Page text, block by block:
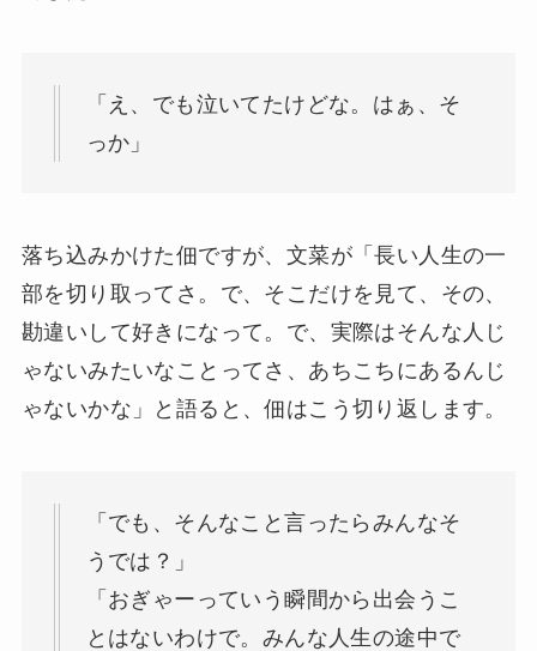
「え、でも泣いてたけどな。はぁ、そ
っか」
落ち込みかけた佃ですが、文菜が「長い人生の一
部を切り取ってさ。で、そこだけを見て、その、
勘違いして好きになって。で、実際はそんな人じ
ゃないみたいなことってさ、あちこちにあるんじ
ゃないかな」と語ると、佃はこう切り返します。
「でも、そんなこと言ったらみんなそ
うでは？」
「おぎゃーっていう瞬間から出会うこ
とはないわけで。みんな人生の途中で